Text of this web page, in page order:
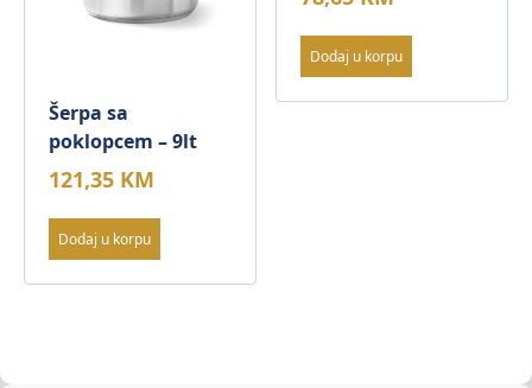
Šerpa sa
poklopcem – 9lt
121,35 KM
Dodaj u korpu
Dodaj u korpu